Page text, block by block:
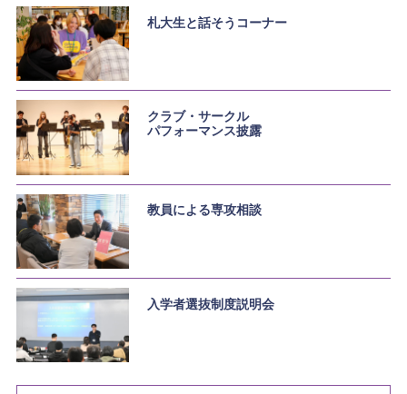
札大生と話そうコーナー
クラブ・サークル
パフォーマンス披露
教員による専攻相談
入学者選抜制度説明会